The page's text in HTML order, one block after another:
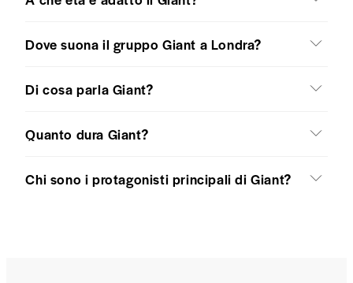
Dove suona il gruppo Giant a Londra?
Di cosa parla Giant?
Quanto dura Giant?
Chi sono i protagonisti principali di Giant?